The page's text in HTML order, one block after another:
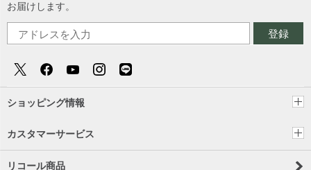
お届けします。
登録
ショッピング情報
カスタマーサービス
リコール商品